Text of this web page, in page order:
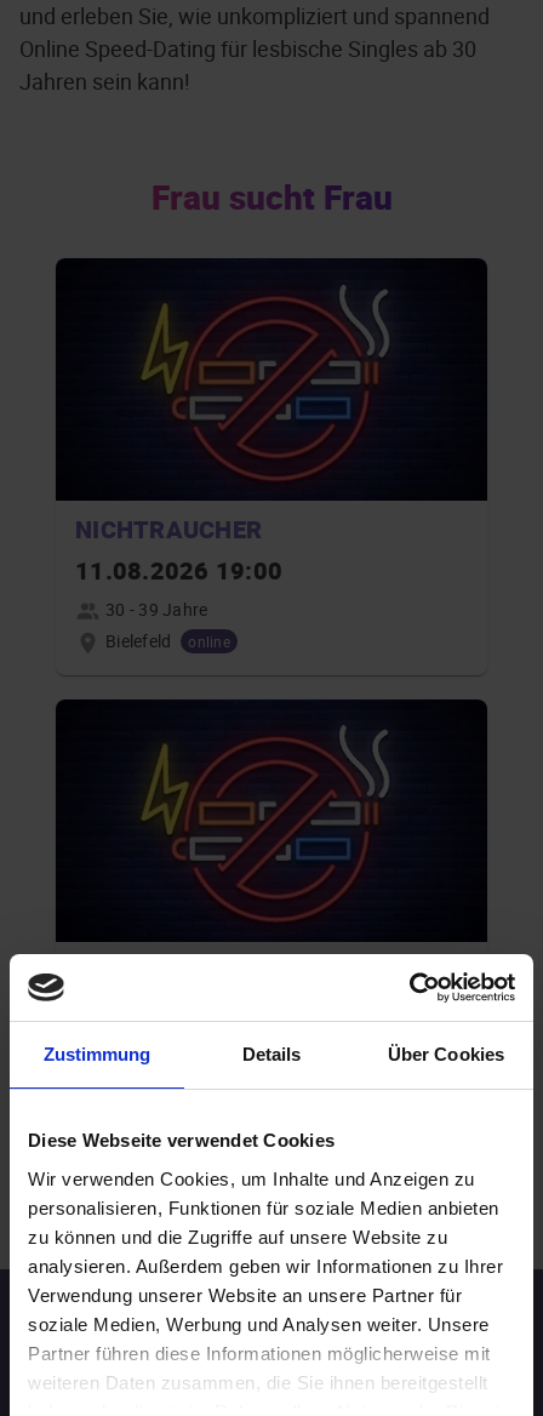
Zustimmung Details Über Cookies
Diese Webseite verwendet Cookies
Wir verwenden Cookies, um Inhalte und Anzeigen zu
personalisieren, Funktionen für soziale Medien anbieten
zu können und die Zugriffe auf unsere Website zu
analysieren. Außerdem geben wir Informationen zu Ihrer
Verwendung unserer Website an unsere Partner für
soziale Medien, Werbung und Analysen weiter. Unsere
Partner führen diese Informationen möglicherweise mit
weiteren Daten zusammen, die Sie ihnen bereitgestellt
und erleben Sie, wie unkompliziert und spannend
Online Speed-Dating für lesbische Singles ab 30
Jahren sein kann!
Frau sucht Frau
NICHTRAUCHER
11.08.2026 19:00
30 - 39 Jahre
Bielefeld
online
30 - 39 Jahre
WEITERE EVENTS IN BIELEFELD .
Speed-Dating Events